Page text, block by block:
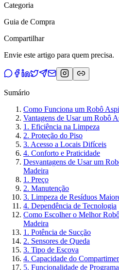
Categoria
Guia de Compra
Compartilhar
Envie este artigo para quem precisa.
Sumário
Como Funciona um Robô
Vantagens de Usar um Robô
1. Eficiência na Limpeza
2. Proteção do Piso
3. Acesso a Locais Difíceis
4. Conforto e Praticidade
Desvantagens de Usar um
Madeira
1. Preço
2. Manutenção
3. Limpeza de Resíduos
4. Dependência de Tecnologia
Como Escolher o Melhor
Madeira
1. Potência de Sucção
2. Sensores de Queda
3. Tipo de Escova
4. Capacidade do
5. Funcionalidade de